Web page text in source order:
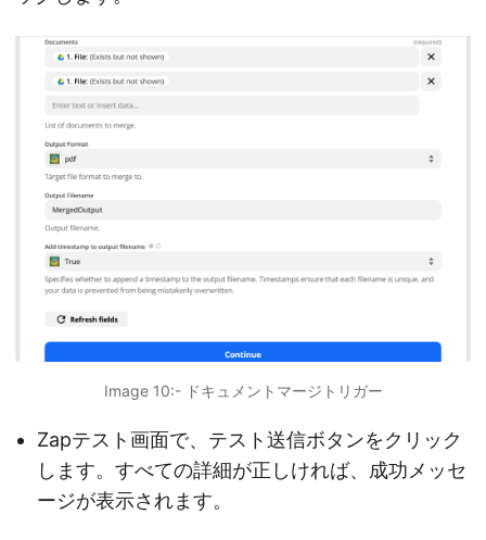
Image 10:- ドキュメントマージトリガー
Zapテスト画面で、テスト送信ボタンをクリック
します。すべての詳細が正しければ、成功メッセ
ージが表示されます。